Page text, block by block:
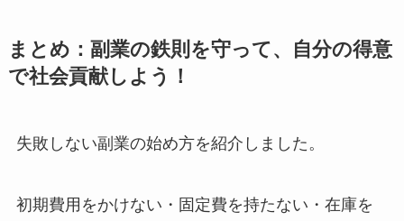
まとめ：副業の鉄則を守って、自分の得意
で社会貢献しよう！
失敗しない副業の始め方を紹介しました。
初期費用をかけない・固定費を持たない・在庫を